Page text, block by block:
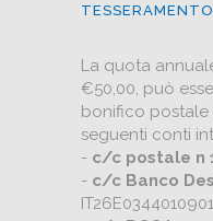
TESSERAMENTO
La quota
€50,00, può
bonifico postale
seguenti conti
- c/c postale n
- c/c Banco